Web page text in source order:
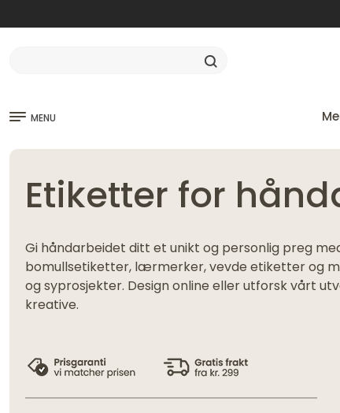
MENU
Etiketter for
Gi håndarbeidet ditt et unikt og personlig preg
bomullsetiketter, lærmerker, vevde etiketter og
og syprosjekter. Design online eller utforsk vårt
kreative.